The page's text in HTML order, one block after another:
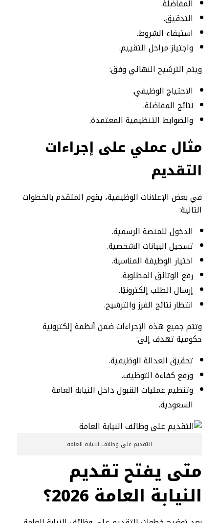
المفاضلة.
التدقيق.
استيفاء الشروط.
واجتياز مراحل التقييم.
ويتم الترشيح النهائي وفق:
الاحتياج الوظيفي.
نتائج المفاضلة.
والضوابط التنظيمية المعتمدة.
مثال عملي على إجراءات
التقديم
في بعض الإعلانات الوظيفية، يقوم المتقدم بالخطوات
التالية:
الدخول للمنصة الرسمية.
تسجيل البيانات الشخصية.
اختيار الوظيفة المناسبة.
رفع الوثائق المطلوبة.
إرسال الطلب إلكترونيًا.
انتظار نتائج الفرز والترشيح.
وتتم جميع هذه الإجراءات ضمن أنظمة إلكترونية
حكومية تهدف إلى:
تحقيق العدالة الوظيفية.
ورفع كفاءة التوظيف.
وتنظيم عمليات القبول داخل النيابة العامة
السعودية.
التقديم على وظائف النيابة العامة
متى يفتح تقديم
النيابة العامة 2026؟